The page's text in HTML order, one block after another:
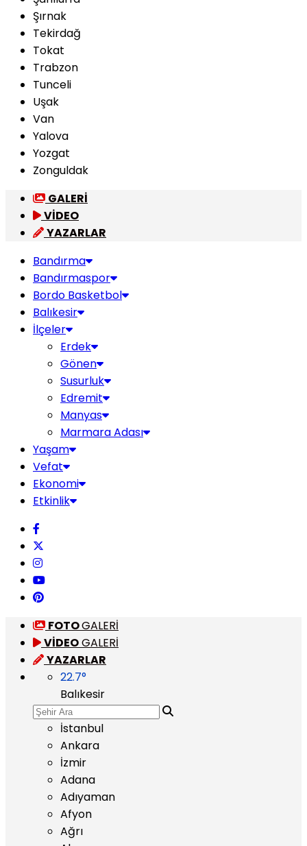
Şırnak
Tekirdağ
Tokat
Trabzon
Tunceli
Uşak
Van
Yalova
Yozgat
Zonguldak
GALERİ
VİDEO
YAZARLAR
Bandırma
Bandırmaspor
Bordo Basketbol
Balıkesir
İlçeler
Erdek
Gönen
Susurluk
Edremit
Manyas
Marmara Adası
Yaşam
Vefat
Ekonomi
Etkinlik
FOTOGALERİ
VİDEOGALERİ
YAZARLAR
22.7°
Balıkesir
İstanbul
Ankara
İzmir
Adana
Adıyaman
Afyon
Ağrı